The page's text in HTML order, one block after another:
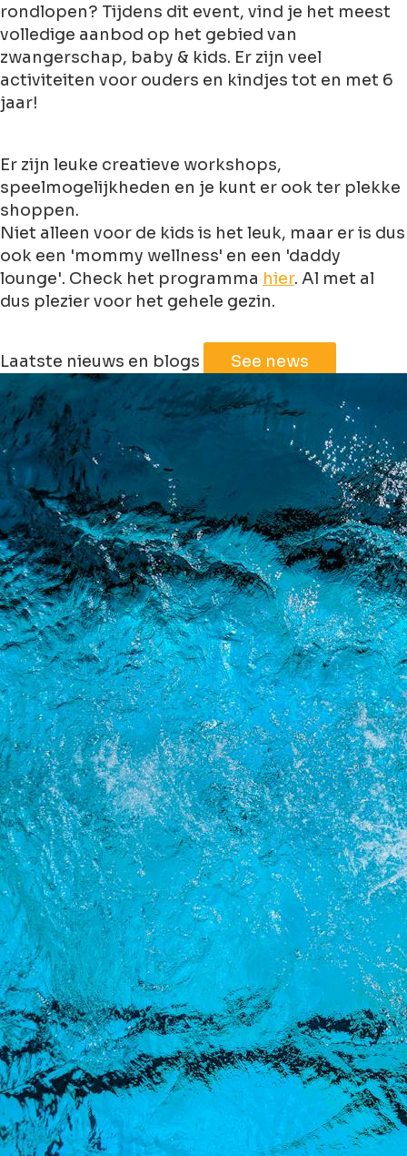
rondlopen? Tijdens dit event, vind je het meest
volledige aanbod op het gebied van
zwangerschap, baby & kids. Er zijn veel
activiteiten voor ouders en kindjes tot en met 6
jaar!
Er zijn leuke creatieve workshops,
speelmogelijkheden en je kunt er ook ter plekke
shoppen.
Niet alleen voor de kids is het leuk, maar er is dus
ook een 'mommy wellness' en een 'daddy
lounge'. Check het programma hier. Al met al
dus plezier voor het gehele gezin.
+
−
Leaflet | ©JawgMaps©OpenStreetMap
Laatste nieuws en blogs See news